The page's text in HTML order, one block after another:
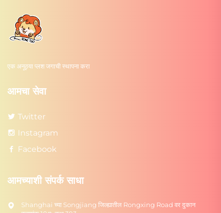
एक अनूठ्या प्लश जगाची स्थापना करा
आमचा सेवा
Twitter
Instagram
Facebook
आमच्याशी संपर्क साधा
Shanghai च्या Songjiang जिल्ह्यातील Rongxing Road वर दुकान